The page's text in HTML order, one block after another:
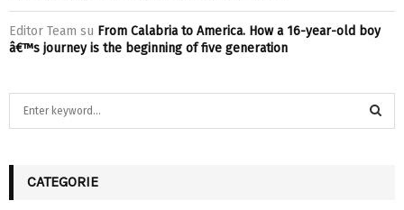
Editor Team su From Calabria to America. How a 16-year-old boy
â€™s journey is the beginning of five generation
h
CATEGORIE